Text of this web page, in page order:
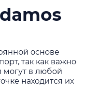
основе
так как важно
могут в любой
находится их